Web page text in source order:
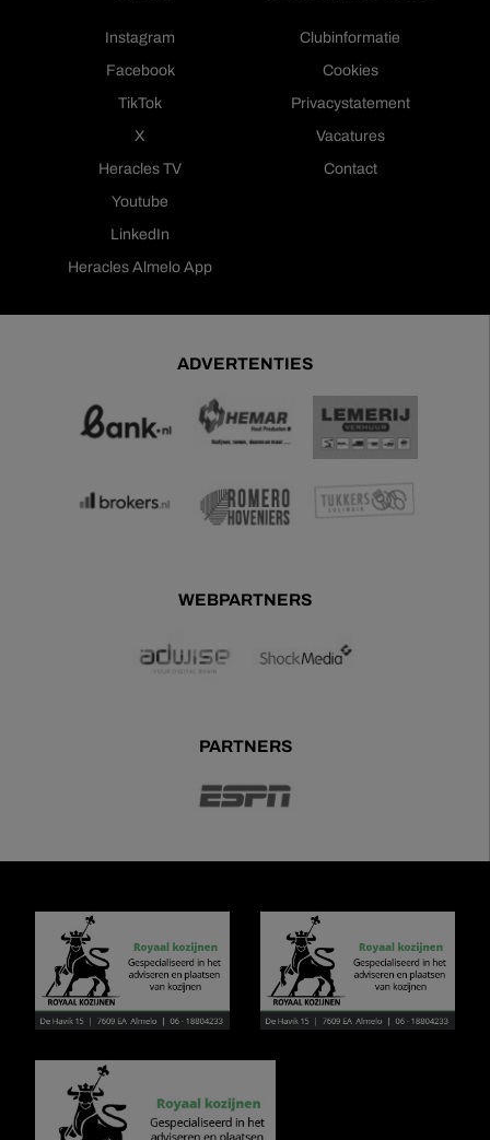
Instagram
Facebook
TikTok
X
Heracles TV
Youtube
LinkedIn
Heracles Almelo App
Clubinformatie
Cookies
Privacystatement
Vacatures
Contact
ADVERTENTIES
WEBPARTNERS
PARTNERS